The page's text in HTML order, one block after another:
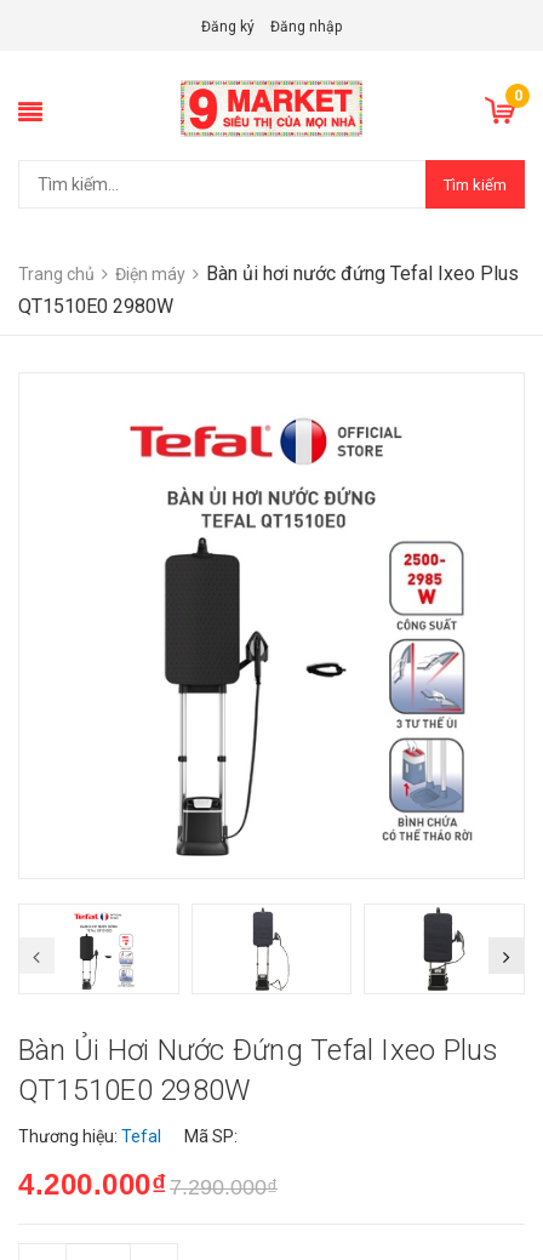
Đăng ký Đăng nhập
0
Tìm kiếm
Trang chủ Điện máy
Bàn ủi hơi nước đứng Tefal Ixeo Plus
QT1510E0 2980W
Bàn Ủi Hơi Nước Đứng Tefal Ixeo Plus
QT1510E0 2980W
Thương hiệu: Tefal Mã SP:
4.200.000₫7.290.000₫